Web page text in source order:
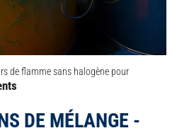
de flamme sans halogène pour
DE MÉLANGE -